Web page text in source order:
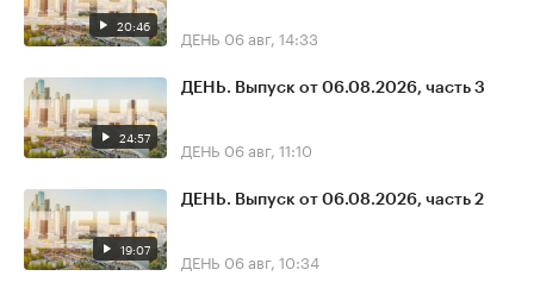
20:46 ДЕНЬ 06 авг, 14:33
24:57
ДЕНЬ. Выпуск от 06.08.2026, часть 3
ДЕНЬ 06 авг, 11:10
19:07
ДЕНЬ. Выпуск от 06.08.2026, часть 2
ДЕНЬ 06 авг, 10:34